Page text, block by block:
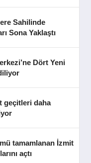
Sahilinde
Sona Yaklaştı
Dört Yeni
geçitleri daha
tamamlanan İzmit
açtı